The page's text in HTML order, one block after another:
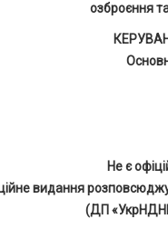
озброєння
Не є
видання
(ДП